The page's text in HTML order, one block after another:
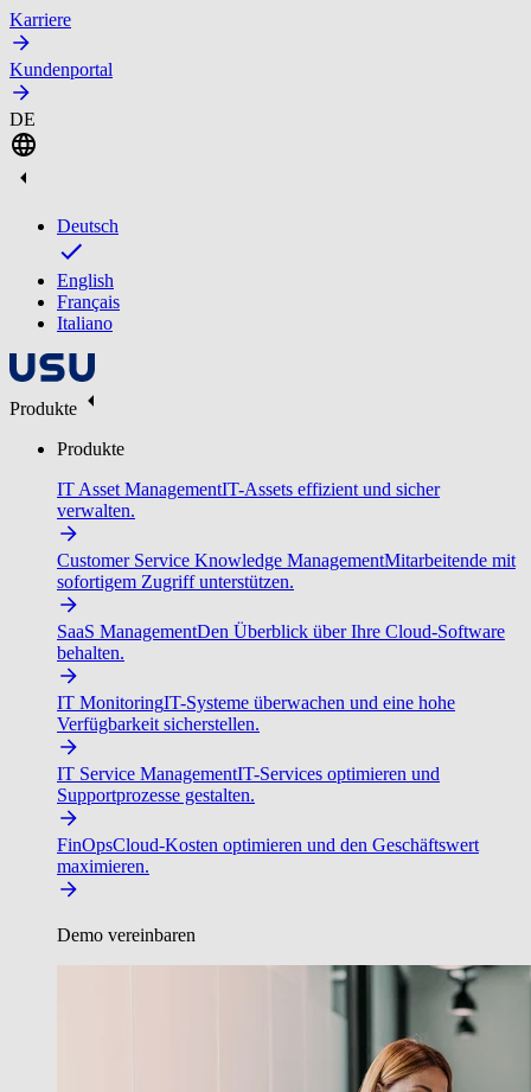
Karriere
Kundenportal
DE
Deutsch
English
Français
Italiano
Produkte
Produkte
IT Asset ManagementIT-Assets effizient und sicher
verwalten.
Customer Service Knowledge ManagementMitarbeitende mit
sofortigem Zugriff unterstützen.
SaaS ManagementDen Überblick über Ihre Cloud-Software
behalten.
IT MonitoringIT-Systeme überwachen und eine hohe
Verfügbarkeit sicherstellen.
IT Service ManagementIT-Services optimieren und
Supportprozesse gestalten.
FinOpsCloud-Kosten optimieren und den Geschäftswert
maximieren.
Demo vereinbaren